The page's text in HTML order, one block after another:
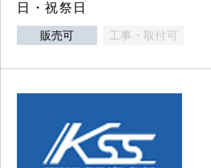
日・祝祭日
販売可 工事・取付可